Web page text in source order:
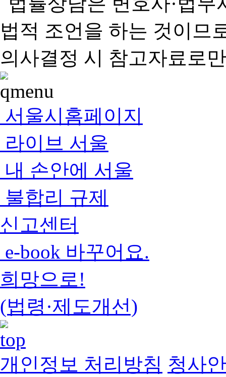
서울시홈페이지
라이브 서울
내 손안에 서울
불합리 규제
신고센터
e-book 바꾸어요.
희망으로!
(법령·제도개선)
개인정보 처리방침 청사